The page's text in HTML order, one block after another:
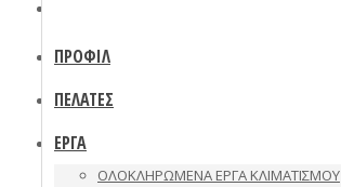
ΠΡΟΦΙΛ
ΠΕΛΑΤΕΣ
ΕΡΓΑ
ΟΛΟΚΛΗΡΩΜΕΝΑ ΕΡΓΑ ΚΛΙΜΑΤΙΣΜΟΥ